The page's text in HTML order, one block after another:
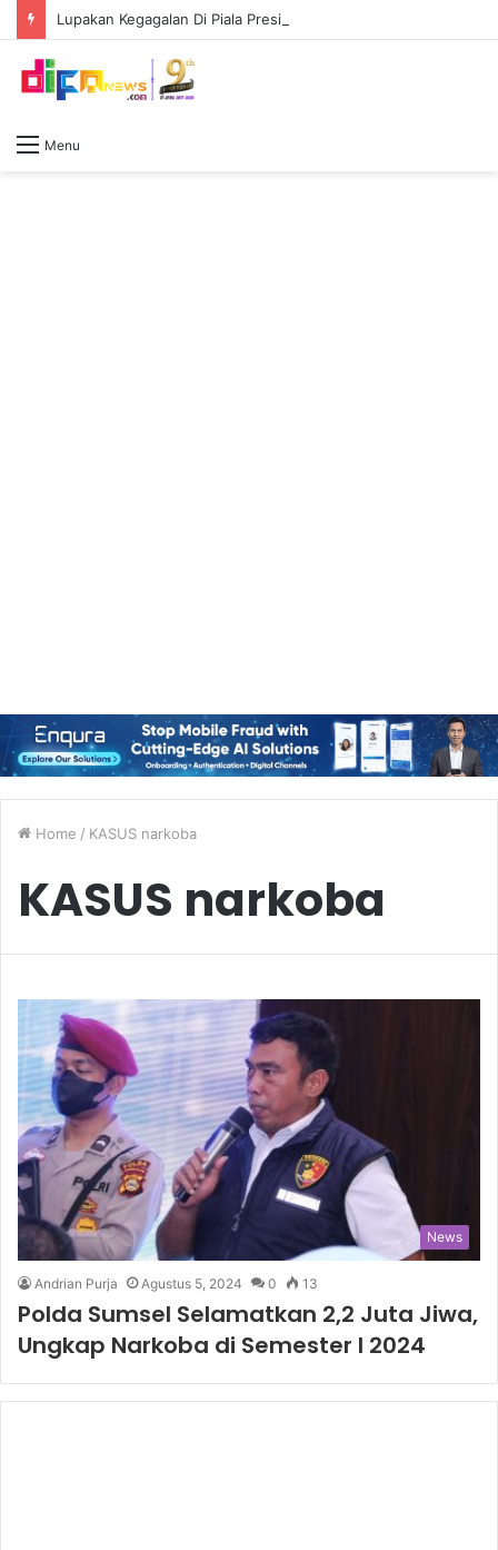
Menu
Home / KASUS narkoba
KASUS narkoba
News
Andrian Purja Agustus 5, 2024 0 13
Polda Sumsel Selamatkan 2,2 Juta Jiwa,
Ungkap Narkoba di Semester I 2024